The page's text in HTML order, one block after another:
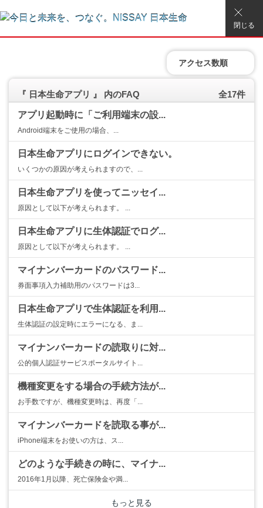
閉じる
アクセス数順
『 日本生命アプリ 』 内のFAQ 全17件
アプリ起動時に「ご利用端末の設...
Android端末をご使用の場合、...
日本生命アプリにログインできない。
いくつかの原因が考えられますので、...
日本生命アプリを使ってニッセイ...
原因として以下が考えられます。 ...
日本生命アプリに生体認証でログ...
原因として以下が考えられます。 ...
マイナンバーカードのパスワード...
券面事項入力補助用のパスワードは3...
日本生命アプリで生体認証を利用...
生体認証の設定時にエラーになる、ま...
マイナンバーカードの読取りに対...
公的個人認証サービスポータルサイト...
機種変更をする場合の手続方法が...
お手数ですが、機種変更時は、再度「...
マイナンバーカードを読取る事が...
iPhone端末をお使いの方は、ス...
どのような手続きの時に、マイナ...
2016年1月以降、死亡保険金や満...
もっと見る